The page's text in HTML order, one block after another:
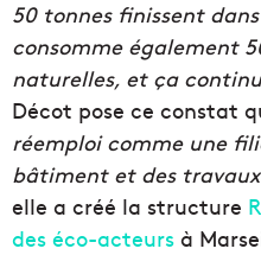
50 tonnes finissent
consomme également
naturelles, et ça
Décot pose ce constat
réemploi comme une
bâtiment et des
elle a créé la structure
des éco-acteurs à